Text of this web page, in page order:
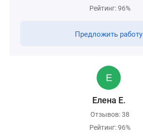
Рейтинг: 96%
Предложить работу
Елена Е.
Отзывов: 38
Рейтинг: 96%